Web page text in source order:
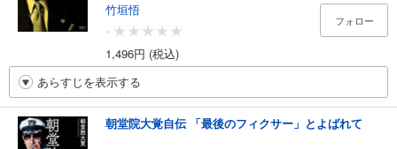
竹垣悟
-
1,496円 (税込)
フォロー
あらすじを表示する
朝堂院大覚自伝 「最後のフィクサー」とよばれて